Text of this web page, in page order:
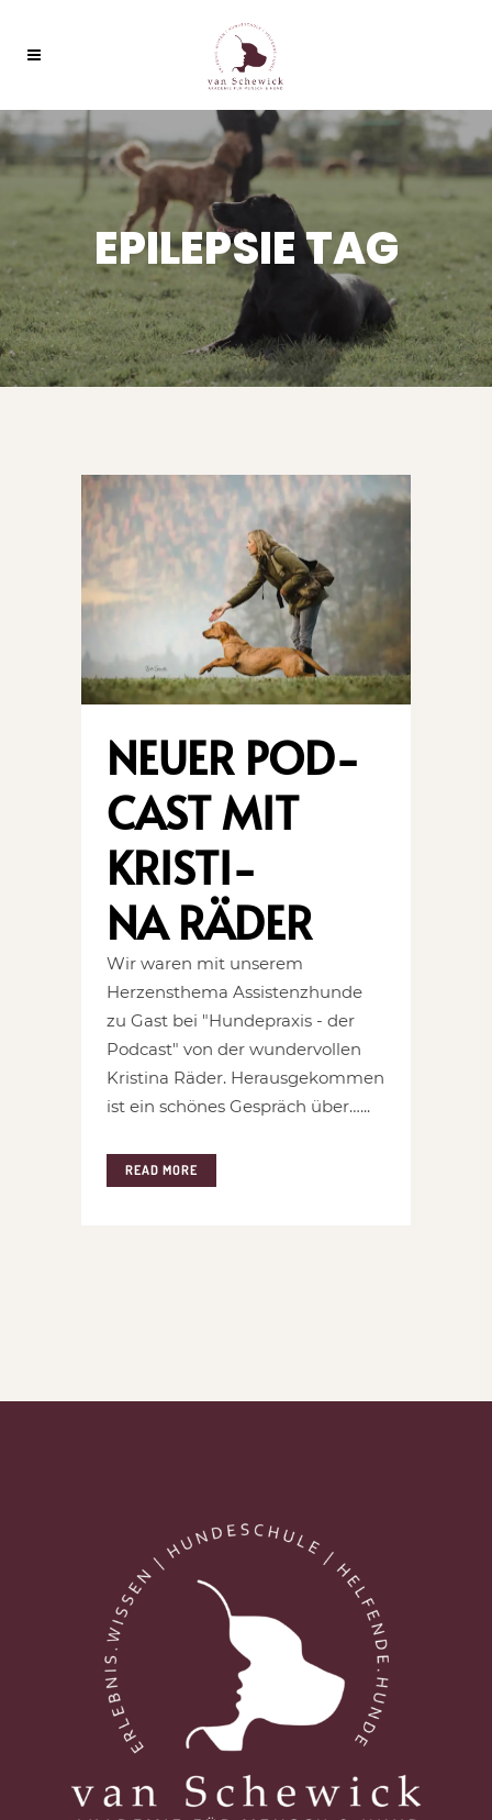
EPILEPSIE TAG
NEUER POD­
CAST MIT
KRIS­TI­
NA RÄDER
Wir waren mit unserem
Herzensthema Assistenzhunde
zu Gast bei "Hundepraxis - der
Podcast" von der wundervollen
Kristina Räder. Herausgekommen
ist ein schönes Gespräch über…...
READ MORE